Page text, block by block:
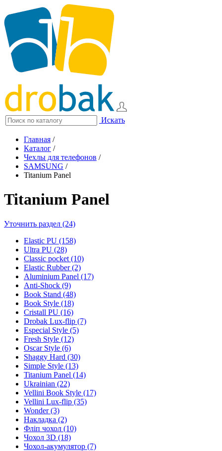
Искать
Главная /
Каталог /
Чехлы для телефонов /
SAMSUNG /
Titanium Panel
Titanium Panel
Уточнить раздел (24)
Elastic PU (158)
Ultra PU (28)
Classic pocket (10)
Elastic Rubber (2)
Aluminium Panel (17)
Anti-Shock (9)
Book Stand (48)
Book Style (18)
Cristall PU (16)
Drobak Lux-flip (7)
Especial Style (5)
Fresh Style (12)
Oscar Style (6)
Shaggy Hard (30)
Simple Style (13)
Titanium Panel (14)
Ukrainian (22)
Vellini Book Style (17)
Vellini Lux-flip (35)
Wonder (3)
Накладка (2)
Фліп чохол (10)
Чохол 3D (18)
Чохол-акумулятор (7)